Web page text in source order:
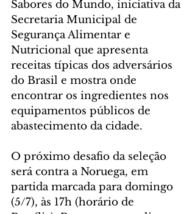
Sabores do Mundo, iniciativa da
Secretaria Municipal de
Segurança Alimentar e
Nutricional que apresenta
receitas típicas dos adversários
do Brasil e mostra onde
encontrar os ingredientes nos
equipamentos públicos de
abastecimento da cidade.
O próximo desafio da seleção
será contra a Noruega, em
partida marcada para domingo
(5/7), às 17h (horário de